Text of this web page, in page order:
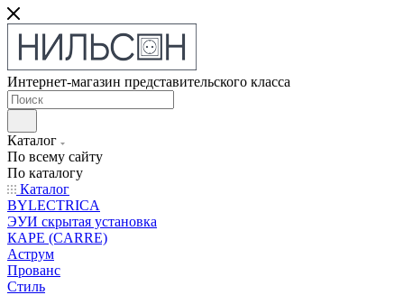
Интернет-магазин представительского класса
Каталог
По всему сайту
По каталогу
Каталог
BYLECTRICA
ЭУИ скрытая установка
КАРЕ (CARRE)
Аструм
Прованс
Стиль